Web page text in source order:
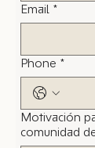
Email *
Phone *
Motivación
comunidad